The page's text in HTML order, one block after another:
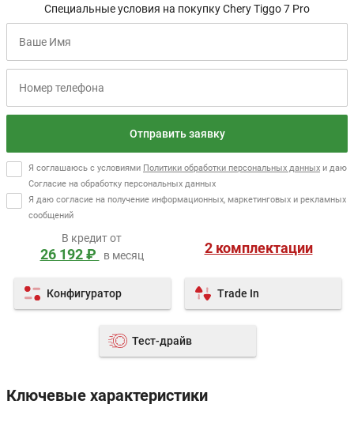
Специальные условия на покупку Chery Tiggo 7 Pro
Отправить заявку
Я соглашаюсь с условиями Политики обработки персональных данных и даю
Согласие на обработку персональных данных
Я даю согласие на получение информационных, маркетинговых и рекламных
сообщений
2 комплектации
Конфигуратор Trade In
Тест-драйв
В кредит от
26 192 ₽ в месяц
Ключевые характеристики